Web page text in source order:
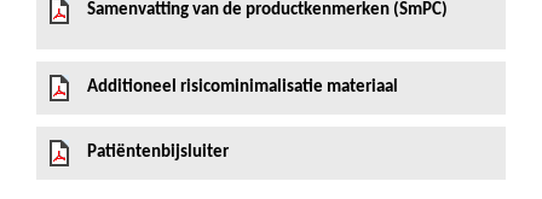
Samenvatting van de productkenmerken (SmPC)
Additioneel risicominimalisatie materiaal
Patiëntenbijsluiter